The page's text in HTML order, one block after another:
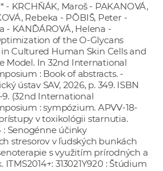
- KRCHŇÁK, Maroš - PAKANOVÁ,
Rebeka - PÔBIŠ, Peter -
- KANĎÁROVÁ, Helena -
of the O-Glycans
Cultured Human Skin Cells and
Model. In 32nd International
: Book of abstracts. -
ústav SAV, 2026, p. 349. ISBN
(32nd International
: sympózium. APVV-18-
v toxikológii starnutia.
: Senogénne účinky
stresorov v ľudských bunkách
s využitím prírodných a
313021Y920 : Štúdium